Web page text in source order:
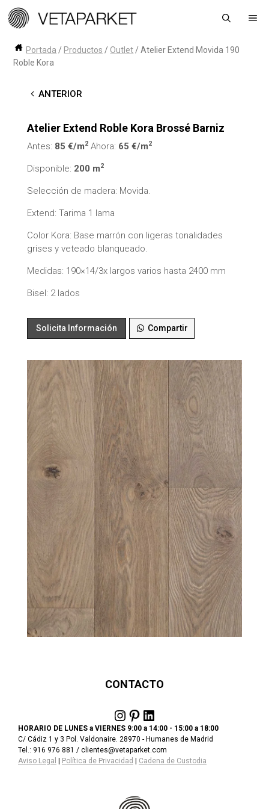
Saltar
contenido
Portada / Productos / Outlet /Atelier Extend Movida 190
Roble Kora
← ANTERIOR
Atelier Extend Roble Kora Brossé Barniz
Antes: 85 €/m2Ahora: 65 €/m2
Disponible: 200 m2
Selección de madera: Movida.
Extend: Tarima 1 lama
Color Kora: Base marrón con ligeras tonalidades
grises y veteado blanqueado.
Medidas: 190×14/3x largos varios hasta 2400 mm
Bisel: 2 lados
Solicita Información Compartir
CONTACTO
Instagram Pinterest LinkedIn
HORARIO DE LUNES a VIERNES 9:00 a 14:00 - 15:00 a 18:00
C/ Cádiz 1 y 3 Pol. Valdonaire. 28970 - Humanes de Madrid
Tel.: 916 976 881 / clientes@vetaparket.com
Aviso Legal | Política de Privacidad | Cadena de Custodia